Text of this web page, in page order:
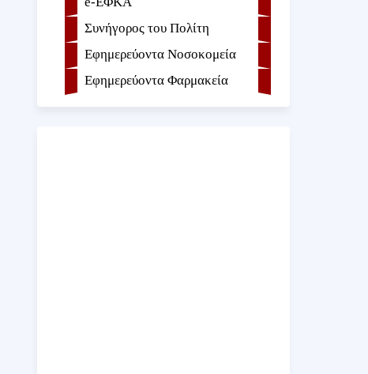
Συνήγορος του Πολίτη
Εφημερεύοντα Νοσοκομεία
Εφημερεύοντα Φαρμακεία